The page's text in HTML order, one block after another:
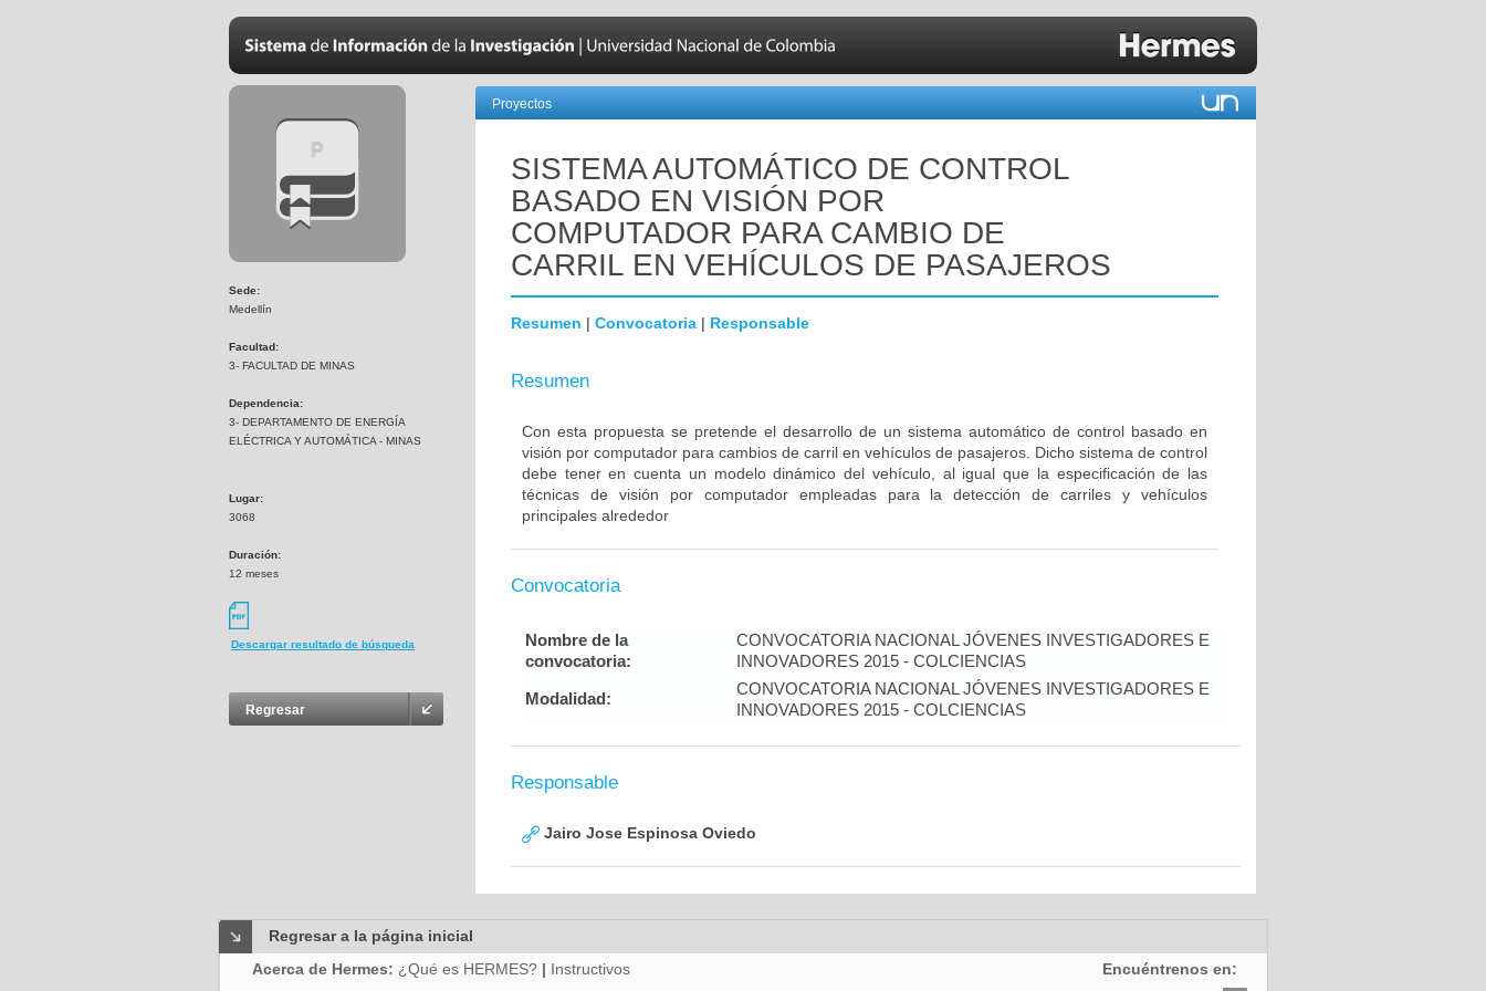
Sede:
Medellín
Facultad:
3- FACULTAD DE MINAS
Dependencia:
3- DEPARTAMENTO DE ENERGÍA
ELÉCTRICA Y AUTOMÁTICA - MINAS
Lugar:
3068
Duración:
12 meses
Descargar resultado de búsqueda
Regresar
Proyectos
SISTEMA AUTOMÁTICO DE CONTROL
BASADO EN VISIÓN POR
COMPUTADOR PARA CAMBIO DE
CARRIL EN VEHÍCULOS DE PASAJEROS
Resumen | Convocatoria | Responsable
Resumen
Con esta propuesta se pretende el desarrollo de un sistema automático de control basado en
visión por computador para cambios de carril en vehículos de pasajeros. Dicho sistema de control
debe tener en cuenta un modelo dinámico del vehículo, al igual que la especificación de las
técnicas de visión por computador empleadas para la detección de carriles y vehículos
principales alrededor
Convocatoria
Nombre de la
convocatoria:
CONVOCATORIA NACIONAL JÓVENES INVESTIGADORES E
INNOVADORES 2015 - COLCIENCIAS
Modalidad:
CONVOCATORIA NACIONAL JÓVENES INVESTIGADORES E
INNOVADORES 2015 - COLCIENCIAS
Responsable
Jairo Jose Espinosa Oviedo
Regresar a la página inicial
Acerca de Hermes: ¿Qué es HERMES? | Instructivos Encuéntrenos en: